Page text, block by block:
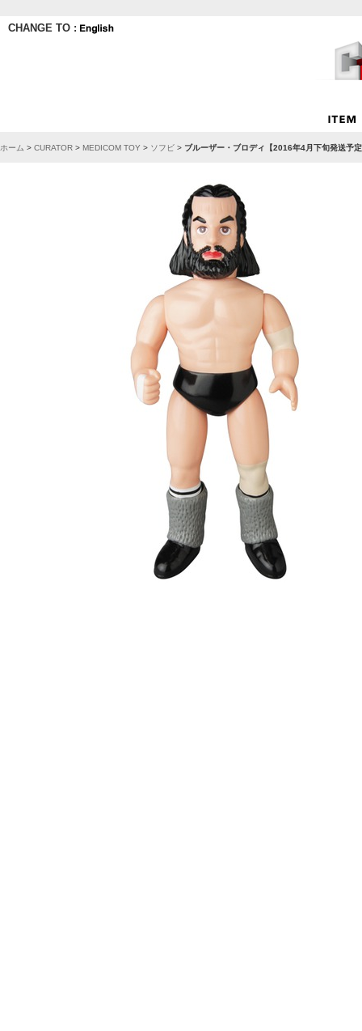
CHANGE TO :
ホーム > CURATOR > MEDICOM TOY > ソフビ > ブルーザー・ブロディ【2016年4月下旬発送予